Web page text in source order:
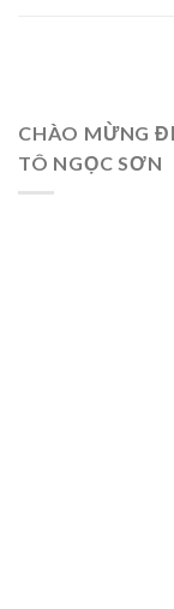
CHÀO MỪNG
TÔ NGỌC SƠN